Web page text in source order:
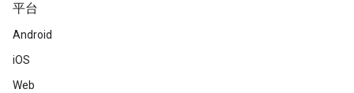
平台
Android
iOS
Web